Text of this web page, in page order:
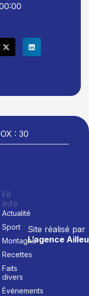
: 30
Site réalisé par
L’agence
Fil
info
Actualité
Sport
Montagne
Recettes
Faits
divers
Événements